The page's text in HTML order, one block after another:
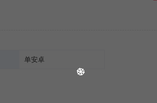
单安卓